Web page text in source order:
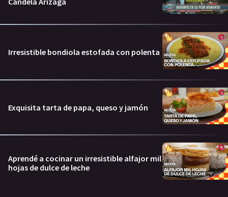
Irresistible bondiola estofada con polenta
Exquisita tarta de papa, queso y jamón
Aprendé a cocinar un irresistible alfajor mil
hojas de dulce de leche